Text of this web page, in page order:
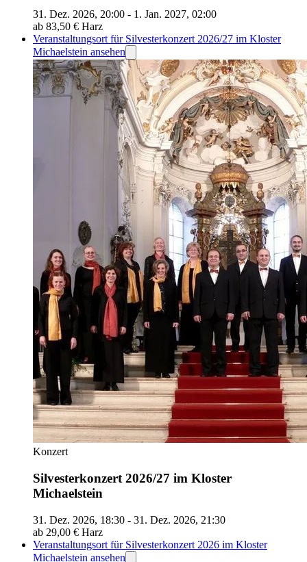
31. Dez. 2026, 20:00 - 1. Jan. 2027, 02:00
ab 83,50 € Harz
Veranstaltungsort für Silvesterkonzert 2026/27 im Kloster
Michaelstein ansehen
Konzert
Silvesterkonzert 2026/27 im Kloster
Michaelstein
31. Dez. 2026, 18:30 - 31. Dez. 2026, 21:30
ab 29,00 € Harz
Veranstaltungsort für Silvesterkonzert 2026 im Kloster
Michaelstein ansehen